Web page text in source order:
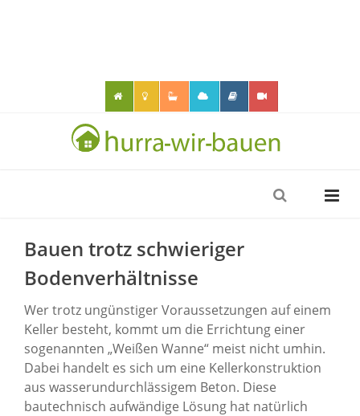
Bauen trotz schwieriger
Bodenverhältnisse
Wer trotz ungünstiger Voraussetzungen auf einem
Keller besteht, kommt um die Errichtung einer
sogenannten „Weißen Wanne“ meist nicht umhin.
Dabei handelt es sich um eine Kellerkonstruktion
aus wasserundurchlässigem Beton. Diese
bautechnisch aufwändige Lösung hat natürlich